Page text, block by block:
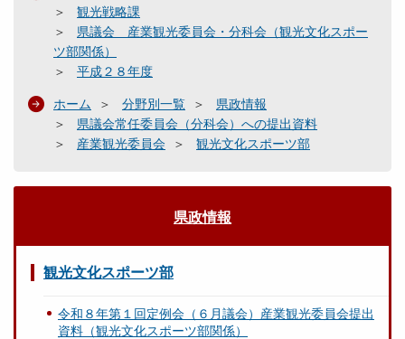
観光戦略課
県議会 産業観光委員会・分科会（観光文化スポー
ツ部関係）
平成２８年度
ホーム 分野別一覧
県政情報
県議会常任委員会（分科会）への提出資料
産業観光委員会
観光文化スポーツ部
県政情報
観光文化スポーツ部
令和８年第１回定例会（６月議会）産業観光委員会提出
資料（観光文化スポーツ部関係）